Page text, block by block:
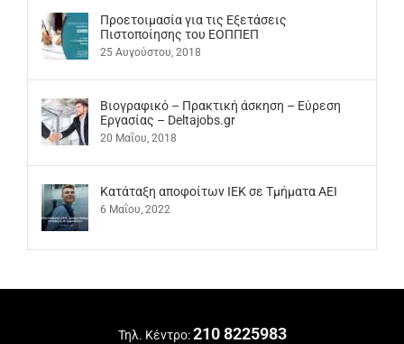
Προετοιμασία για τις Εξετάσεις
Πιστοποίησης του ΕΟΠΠΕΠ
25 Αυγούστου, 2018
Βιογραφικό – Πρακτική άσκηση – Εύρεση
Εργασίας – Deltajobs.gr
20 Μαΐου, 2018
Kατάταξη αποφοίτων ΙΕΚ σε Τμήματα ΑΕΙ
6 Μαΐου, 2022
Τηλ. Κέντρο:210 8225983